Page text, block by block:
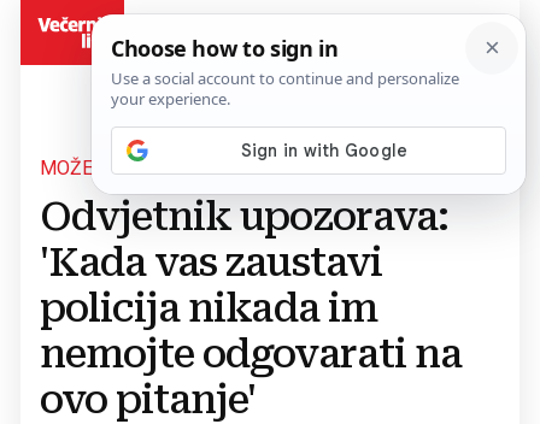
MOŽETE SE UVUĆI U PROBLEME
Odvjetnik upozorava:
'Kada vas zaustavi
policija nikada im
nemojte odgovarati na
ovo pitanje'